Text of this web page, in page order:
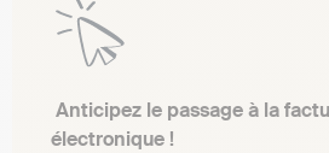
Anticipez le passage à la
électronique !